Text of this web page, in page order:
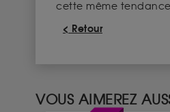
cette même
< Retour
VOUS AIMEREZ